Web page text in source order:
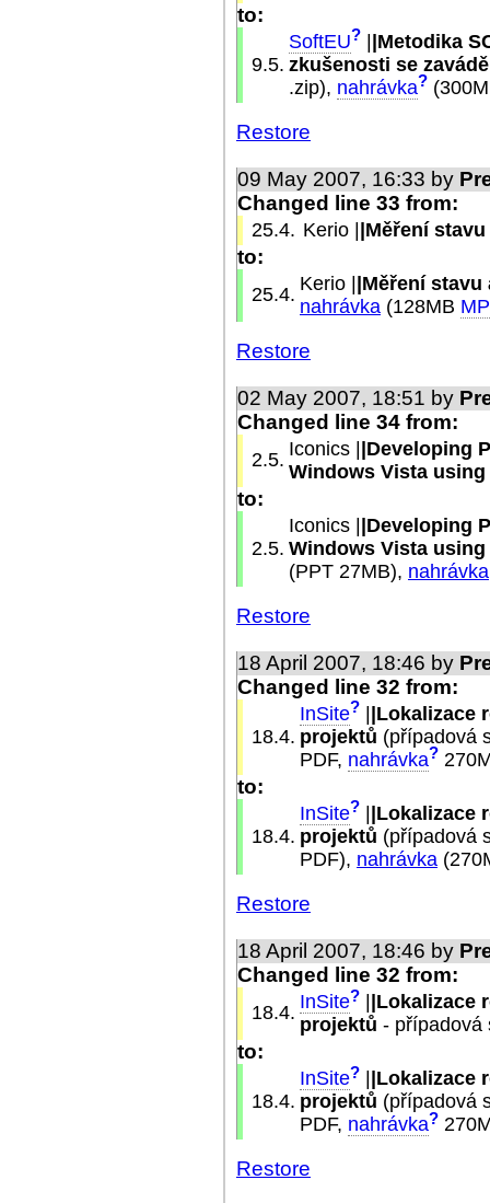
to:
9.5.
SoftEU? ||Metodika
zkušenosti se
.zip), nahrávka?
Restore
09 May 2007, 16:33 by
Changed line 33 from:
25.4. Kerio ||Měření
to:
25.4. Kerio ||Měření
nahrávka (128MB
Restore
02 May 2007, 18:51 by
Changed line 34 from:
2.5. Iconics ||Developing
Windows Vista using
to:
2.5.
Iconics ||Developing
Windows Vista
(PPT 27MB), nahrávka
Restore
18 April 2007, 18:46 by
Changed line 32 from:
18.4.
InSite?
|Lokalizace
projektů (případová
PDF, nahrávka?
to:
18.4.
InSite?
|Lokalizace
projektů (případová
PDF), nahrávka
Restore
18 April 2007, 18:46 by
Changed line 32 from:
18.4. InSite?
|Lokalizace
projektů - případová
to:
18.4.
InSite?
|Lokalizace
projektů (případová
PDF, nahrávka?
Restore